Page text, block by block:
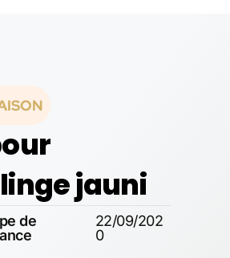
jauni
de
22/09/202
0